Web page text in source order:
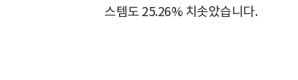
스템도 25.26% 치솟았습니다.